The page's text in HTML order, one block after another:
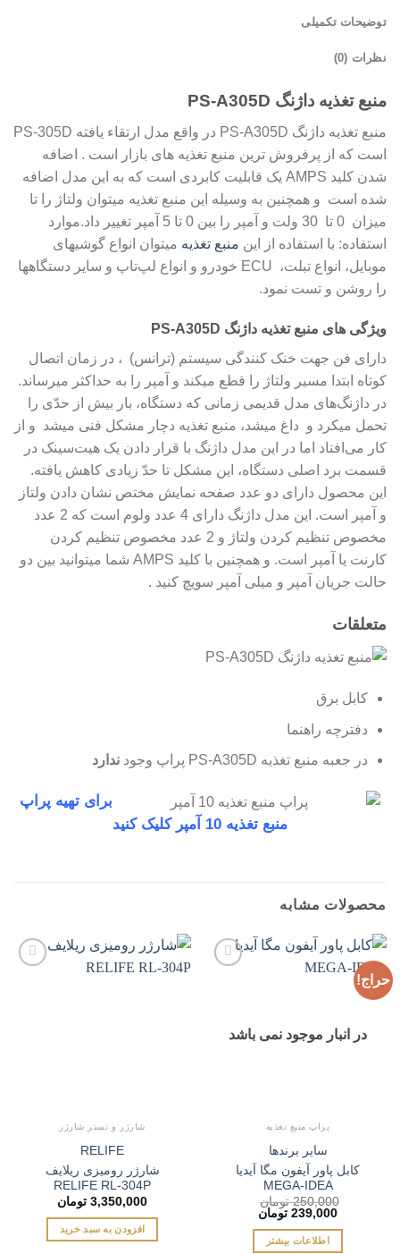
توضیحات تکمیلی
نظرات (0)
منبع تغذیه داژنگ PS-A305D
منبع تغذیه داژنگ PS-A305D در واقع مدل ارتقاء یافته PS-305D
است که از پرفروش ترین منبع تغذیه های بازار است . اضافه
شدن کلید AMPS یک قابلیت کابردی است که به این مدل اضافه
شده است و همچنین به وسیله این منبع تغذیه میتوان ولتاژ را تا
میزان 0 تا 30 ولت و آمپر را بین 0 تا 5 آمپر تغییر داد.موارد
استفاده: با استفاده از اینمنبع تغذیهمیتوان انواع گوشیهای
موبایل، انواع تبلت، ECU خودرو و انواع لپ‌تاپ و سایر دستگاهها
را روشن و تست نمود.
ویژگی های منبع تغذیه داژنگ PS-A305D
دارای فن جهت خنک کنندگی سیستم (ترانس) ، در زمان اتصال
کوتاه ابتدا مسیر ولتاژ را قطع میکند و آمپر را به حداکثر میرساند.
در داژنگ‌های مدل قدیمی زمانی که دستگاه، بار بیش از حدّی را
تحمل میکرد و داغ میشد، منبع تغذیه دچار مشکل فنی میشد و از
کار می‌افتاد اما در این مدل داژنگ با قرار دادن یک هیت‌سینک در
قسمت برد اصلی دستگاه، این مشکل تا حدّ زیادی کاهش یافته.
این محصول دارای دو عدد صفحه نمایش مختص نشان دادن ولتاز
و آمپر است. این مدل داژنگ دارای 4 عدد ولوم است که 2 عدد
مخصوص تنظیم کردن ولتاژ و 2 عدد مخصوص تنظیم کردن
کارنت یا آمپر است. و همچنین با کلید AMPS شما میتوانید بین دو
حالت جریان آمپر و میلی آمپر سویچ کنید .
متعلقات
کابل برق
دفترچه راهنما
در جعبه منبع تغذیه PS-A305D پراپ وجود ندارد
برای تهیه پراپ
منبع تغذیه 10 آمپر کلیک کنید
محصولات مشابه
حراج!
در انبار موجود نمی باشد
پراپ منبع تغذیه
سایر برندها
کابل پاور آیفون مگا آیدیا
MEGA-IDEA
250,000 تومان
قیمت
250,000 تومان
239,000 تومانقیمت
فعلی:
اطلاعات بیشتر
شارژر و تستر شارژر
RELIFE
شارژر رومیزی ریلایف
RELIFE RL-304P
3,350,000 تومان
افزودن به سبد خرید